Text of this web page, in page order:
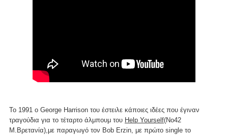
Το 1991 ο George Harrison του έστειλε κάποιες ιδέες που έγιναν
τραγούδια για το τέταρτο άλμπουμ του Help Yourself(Νο42
Μ.Βρετανία),με παραγωγό τον Bob Erzin, με πρώτο single το